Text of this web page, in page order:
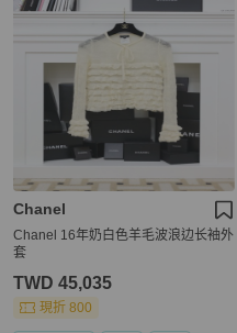
Chanel
Chanel 16年奶白色羊毛波浪边长袖外
套
TWD 45,035
現折 800